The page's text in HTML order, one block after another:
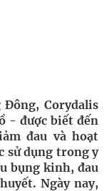
Corydalis
- được biết đến
đau và hoạt
sử dụng trong y
bụng kinh, đau
Ngày nay,